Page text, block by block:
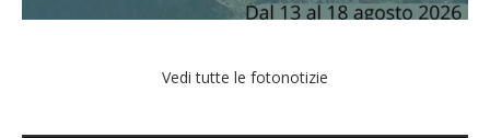
Vedi tutte le fotonotizie